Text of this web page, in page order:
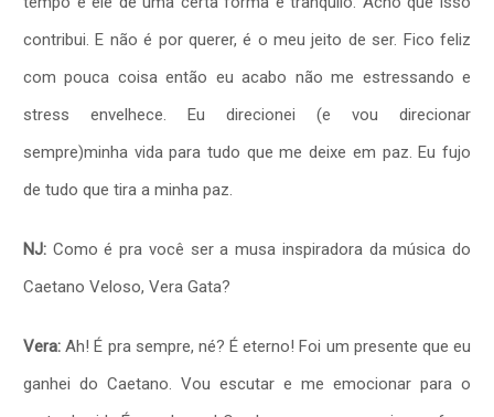
contribui. E não é por querer, é o meu jeito de ser. Fico feliz
com pouca coisa então eu acabo não me estressando e
stress envelhece. Eu direcionei (e vou direcionar
sempre)minha vida para tudo que me deixe em paz. Eu fujo
de tudo que tira a minha paz.
NJ: Como é pra você ser a musa inspiradora da música do
Caetano Veloso, Vera Gata?
Vera:Ah! É pra sempre, né? É eterno! Foi um presente que eu
ganhei do Caetano. Vou escutar e me emocionar para o